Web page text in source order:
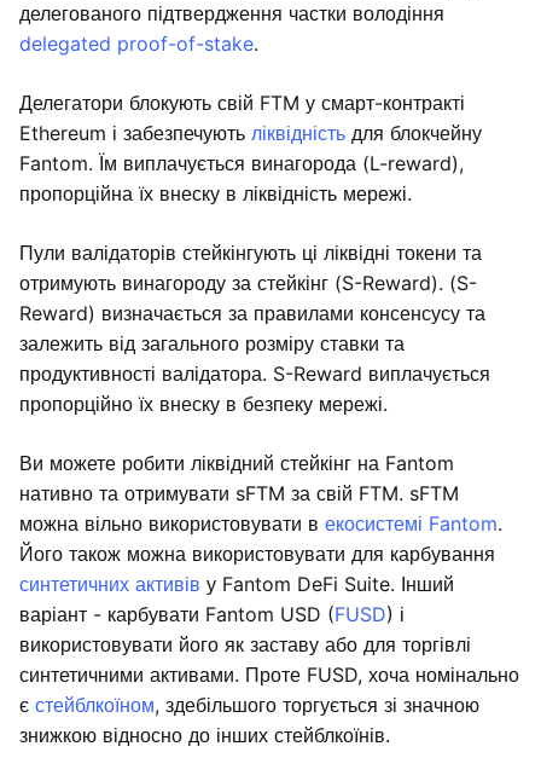
делегованого підтвердження частки володіння
delegated proof-of-stake.
Делегатори блокують свій FTM у смарт-контракті
Ethereum і забезпечують ліквідність для блокчейну
Fantom. Їм виплачується винагорода (L-reward),
пропорційна їх внеску в ліквідність мережі.
Пули валідаторів стейкінгують ці ліквідні токени та
отримують винагороду за стейкінг (S-Reward). (S-
Reward) визначається за правилами консенсусу та
залежить від загального розміру ставки та
продуктивності валідатора. S-Reward виплачується
пропорційно їх внеску в безпеку мережі.
Ви можете робити ліквідний стейкінг на Fantom
нативно та отримувати sFTM за свій FTM. sFTM
можна вільно використовувати в екосистемі Fantom.
Його також можна використовувати для карбування
синтетичних активів у Fantom DeFi Suite. Інший
варіант - карбувати Fantom USD (FUSD) і
використовувати його як заставу або для торгівлі
синтетичними активами. Проте FUSD, хоча номінально
є стейблкоїном, здебільшого торгується зі значною
знижкою відносно до інших стейблкоїнів.